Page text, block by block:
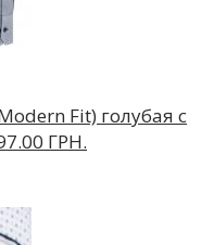
Fit) голубая с
ГРН.